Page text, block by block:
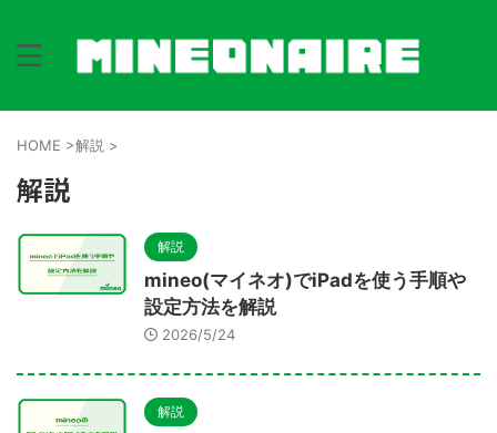
HOME >解説 >
解説
解説
mineo(マイネオ)でiPadを使う手順や
設定方法を解説
2026/5/24
解説